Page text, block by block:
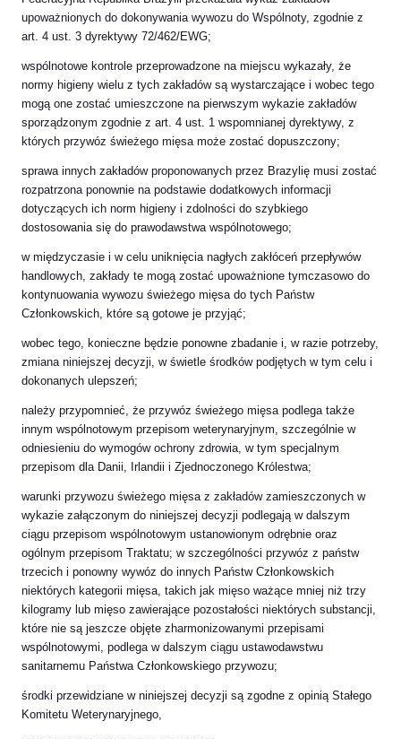
upoważnionych do dokonywania wywozu do Wspólnoty, zgodnie z
art. 4 ust. 3 dyrektywy 72/462/EWG;
wspólnotowe kontrole przeprowadzone na miejscu wykazały, że
normy higieny wielu z tych zakładów są wystarczające i wobec tego
mogą one zostać umieszczone na pierwszym wykazie zakładów
sporządzonym zgodnie z art. 4 ust. 1 wspomnianej dyrektywy, z
których przywóz świeżego mięsa może zostać dopuszczony;
sprawa innych zakładów proponowanych przez Brazylię musi zostać
rozpatrzona ponownie na podstawie dodatkowych informacji
dotyczących ich norm higieny i zdolności do szybkiego
dostosowania się do prawodawstwa wspólnotowego;
w międzyczasie i w celu uniknięcia nagłych zakłóceń przepływów
handlowych, zakłady te mogą zostać upoważnione tymczasowo do
kontynuowania wywozu świeżego mięsa do tych Państw
Członkowskich, które są gotowe je przyjąć;
wobec tego, konieczne będzie ponowne zbadanie i, w razie potrzeby,
zmiana niniejszej decyzji, w świetle środków podjętych w tym celu i
dokonanych ulepszeń;
należy przypomnieć, że przywóz świeżego mięsa podlega także
innym wspólnotowym przepisom weterynaryjnym, szczególnie w
odniesieniu do wymogów ochrony zdrowia, w tym specjalnym
przepisom dla Danii, Irlandii i Zjednoczonego Królestwa;
warunki przywozu świeżego mięsa z zakładów zamieszczonych w
wykazie załączonym do niniejszej decyzji podlegają w dalszym
ciągu przepisom wspólnotowym ustanowionym odrębnie oraz
ogólnym przepisom Traktatu; w szczególności przywóz z państw
trzecich i ponowny wywóz do innych Państw Członkowskich
niektórych kategorii mięsa, takich jak mięso ważące mniej niż trzy
kilogramy lub mięso zawierające pozostałości niektórych substancji,
które nie są jeszcze objęte zharmonizowanymi przepisami
wspólnotowymi, podlega w dalszym ciągu ustawodawstwu
sanitarnemu Państwa Członkowskiego przywozu;
środki przewidziane w niniejszej decyzji są zgodne z opinią Stałego
Komitetu Weterynaryjnego,